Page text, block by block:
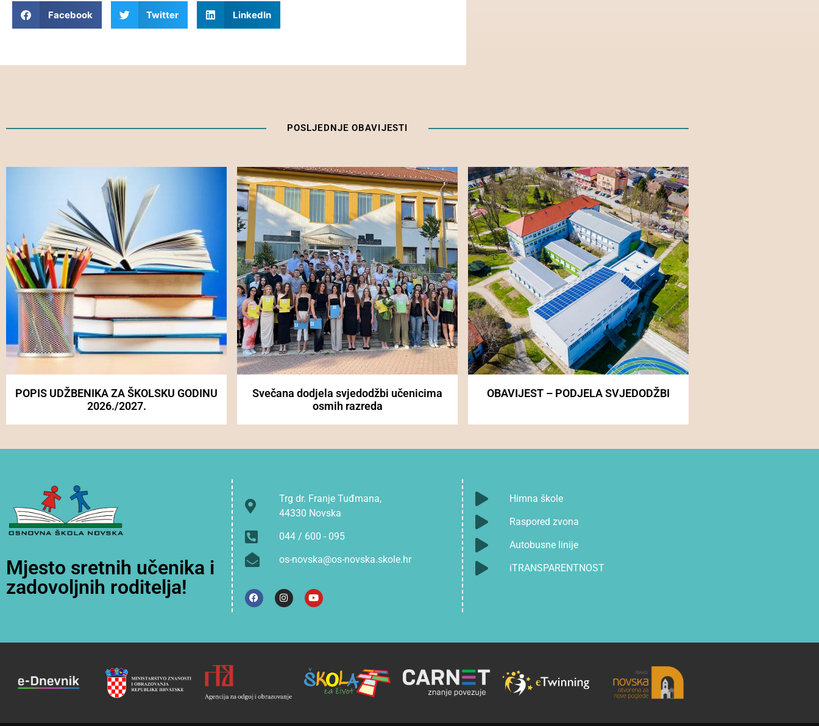
Facebook Twitter LinkedIn
POSLJEDNJE OBAVIJESTI
POPIS UDŽBENIKA ZA ŠKOLSKU GODINU
2026./2027.
Svečana dodjela svjedodžbi učenicima
osmih razreda
OBAVIJEST – PODJELA SVJEDODŽBI
Mjesto sretnih učenika i
zadovoljnih roditelja!
Trg dr. Franje Tuđmana,
44330 Novska
044 / 600 - 095
os-novska@os-novska.skole.hr
Himna škole
Raspored zvona
Autobusne linije
iTRANSPARENTNOST